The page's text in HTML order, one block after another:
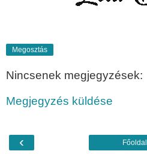
Megosztás
Nincsenek megjegyzések:
Megjegyzés küldése
‹ Főoldal